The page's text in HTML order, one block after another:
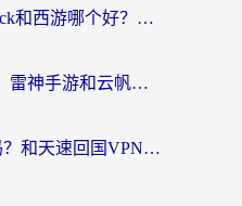
海外党必看：Quickback和西游哪个好？3个维度教你选对回国加速器
海外党选回国加速器：雷神手游和云帆哪个好？附3组对比+避坑指南
Quickback VPN好用吗？和天速回国VPN对比哪个回国效果更好？海外党必看的真实体验指南